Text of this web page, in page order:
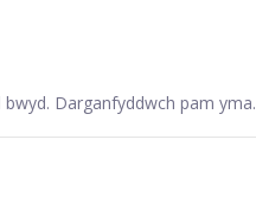
Darganfyddwch pam yma.